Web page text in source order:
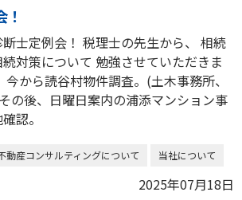
士定例会！ 税理士の先生から、 相続
対策について 勉強させていただきま
今から読谷村物件調査。(土木事務所、
の後、日曜日案内の浦添マンション事
認。
動産コンサルティングについて 当社について
2025年07月18日